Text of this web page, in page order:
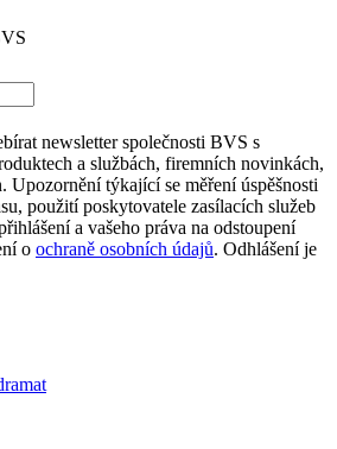
Verschleiß unterliegen
Reparatur an die EG-
2006/42/EG
die als Schwachstellen
und somit ein Sicherheitsrisiko für die
Betreiber darstellen
der vom Hersteller oder
& zugelassenen Komponenten
relevanten Funktionen in Form von
und Austauschteilen
newsletter společnosti BVS s
a službách, firemních novinkách,
Upozornění týkající se měření úspěšnosti
použití poskytovatele zasílacích služeb
a vašeho práva na odstoupení
o ochraně osobních údajů. Odhlášení je